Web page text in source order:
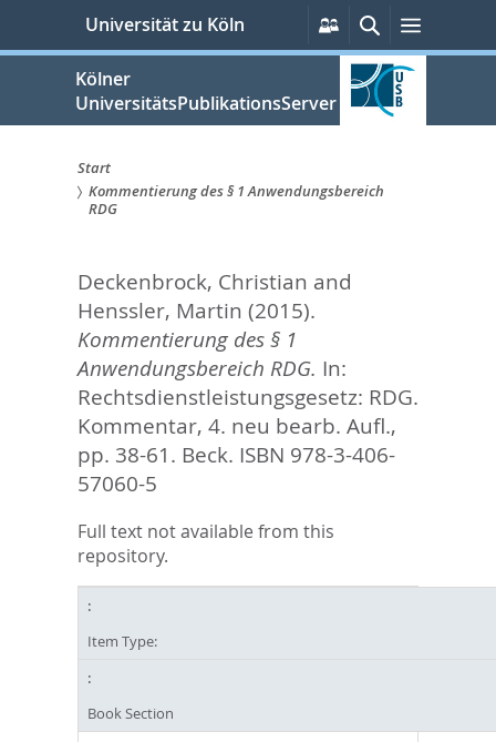
springen
Universität zu Köln
Persönliche
Services
Suche
Kölner
UniversitätsPublikationsServer
Sie
hier:
Start
Kommentierung des § 1 Anwendungsbereich
RDG
Deckenbrock, Christian and
Henssler, Martin (2015).
Kommentierung des § 1
Anwendungsbereich RDG. In:
Rechtsdienstleistungsgesetz: RDG.
Kommentar, 4. neu bearb. Aufl.,
pp. 38-61. Beck. ISBN 978-3-406-
57060-5
Full text not available from this
repository.
Item Type:
Book Section